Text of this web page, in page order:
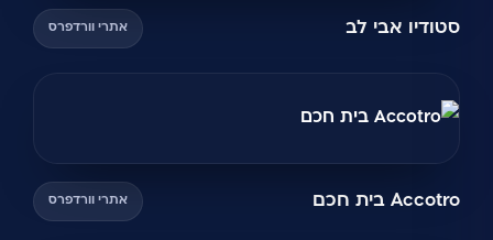
סטודיו אבי לב אתרי וורדפרס
Accotro בית חכם אתרי וורדפרס